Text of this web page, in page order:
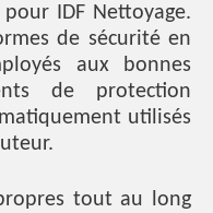
IDF Nettoyage.
de sécurité en
aux bonnes
de protection
utilisés
tout au long